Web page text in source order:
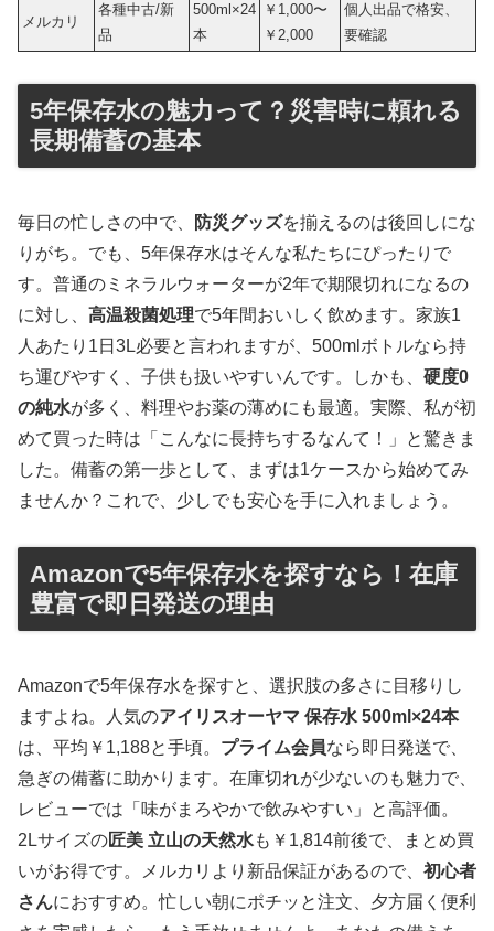
メルカリ
各種中古/新
品
500ml×24
本
￥1,000〜
￥2,000
個人出品で格安、
要確認
5年保存水の魅力って？災害時に頼れる
長期備蓄の基本
毎日の忙しさの中で、 防災グッズを揃えるのは後回しにな
りがち。でも、5年保存水はそんな私たちにぴったりで
す。普通のミネラルウォーターが2年で期限切れになるの
に対し、 高温殺菌処理で5年間おいしく飲めます。家族1
人あたり1日3L必要と言われますが、500mlボトルなら持
ち運びやすく、子供も扱いやすいんです。しかも、 硬度0
の純水が多く、料理やお薬の薄めにも最適。実際、私が初
めて買った時は「こんなに長持ちするなんて！」と驚きま
した。備蓄の第一歩として、まずは1ケースから始めてみ
ませんか？これで、少しでも安心を手に入れましょう。
Amazonで5年保存水を探すなら！在庫
豊富で即日発送の理由
Amazonで5年保存水を探すと、選択肢の多さに目移りし
ますよね。人気のアイリスオーヤマ 保存水 500ml×24本
は、平均￥1,188と手頃。 プライム会員なら即日発送で、
急ぎの備蓄に助かります。在庫切れが少ないのも魅力で、
レビューでは「味がまろやかで飲みやすい」と高評価。
2Lサイズの匠美 立山の天然水も￥1,814前後で、まとめ買
いがお得です。メルカリより新品保証があるので、 初心者
さんにおすすめ。忙しい朝にポチッと注文、夕方届く便利